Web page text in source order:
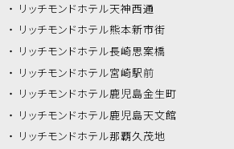
リッチモンドホテル天神西通
リッチモンドホテル熊本新市街
リッチモンドホテル長崎思案橋
リッチモンドホテル宮崎駅前
リッチモンドホテル鹿児島金生町
リッチモンドホテル鹿児島天文館
リッチモンドホテル那覇久茂地